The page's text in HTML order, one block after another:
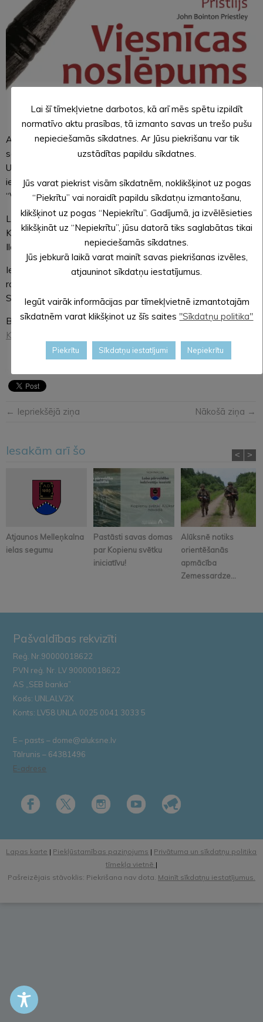
Alūksnes pilsētas svētkos “GALVENAJĀ LOMĀ ALŪKSNE”
sestdien, 5.augustā, plkst.15.00, Alūksnes Kultūras centra
Ulda Sedlenieka Alūksnes Tautas teātris “Slieksnis” piedāvās
iecienīto Džona Bointona Prīslija detektīvkomēdiju 3 cēlienos
“Viesnīcas noslēpums” Daigas Bēteres režijā.
Lomās: Vera Sedleniece, Valdis Vimba, Ainārs Volcītis, Violeta
Kļaviņa, Jolanta Baldiņa, Didzis Eglītis, Dzintars Strodāns,
Ilona Apsīte, Silvija Aizupe un Zaiga Sudraba.
Iestudējumam scenogrāfiju veidojis Ints Sedlenieks, mūziku
rakstījis Zintis Cepurnieks, tērpu konsultante – Inese
Sedleniece, skatuves iekārtojums – Aivars Millers.
Biļetes:https://www.bilesuparadize.lv/lv/vaiAlūksnes
Kultūras centrs
← Iepriekšējā ziņa Nākošā ziņa →
Iesakām arī šo
Atjaunos Melleņkalna
ielas segumu
Pastāsti savas domas
par Kopienu svētku
iniciatīvu!
Alūksnē notiks
orientēšanās
apmācība
Zemessardze...
< >
Pašvaldības rekvizīti
Reģ. Nr.90000018622
PVN reģ. Nr. LV 90000018622
AS „SEB banka”
Kods: UNLALV2X
Konts: LV58 UNLA 0025 0041 3033 5
E – pasts – dome@aluksne.lv
Tālrunis – 64381496
E-adrese
Lapas karte | Piekļūstamības paziņojums | Privātuma un sīkdatņu politika
tīmekļa vietnē |
Pašreizējais stāvoklis: Piekrišana nav dota. Mainīt sīkdatņu iestatījumus.
Lai šī tīmekļvietne darbotos, kā arī mēs spētu izpildīt
normatīvo aktu prasības, tā izmanto savas un trešo pušu
nepieciešamās sīkdatnes. Ar Jūsu piekrišanu var tik
uzstādītas papildu sīkdatnes.
Jūs varat piekrist visām sīkdatnēm, noklikšķinot uz pogas
“Piekrītu” vai noraidīt papildu sīkdatņu izmantošanu,
klikšķinot uz pogas “Nepiekrītu”. Gadījumā, ja izvēlēsieties
klikšķināt uz “Nepiekrītu”, jūsu datorā tiks saglabātas tikai
nepieciešamās sīkdatnes.
Jūs jebkurā laikā varat mainīt savas piekrišanas izvēles,
atjauninot sīkdatņu iestatījumus.
Iegūt vairāk informācijas par tīmekļvietnē izmantotajām
sīkdatnēm varat klikšķinot uz šīs saites "Sīkdatņu politika"
Piekrītu Sīkdatņu iestatījumi Nepiekrītu